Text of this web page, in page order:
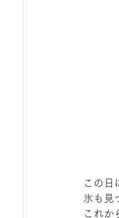
この日
氷も見
これか